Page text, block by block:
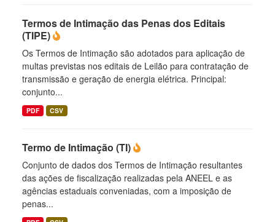
Termos de Intimação das Penas dos Editais
(TIPE)
Os Termos de Intimação são adotados para aplicação de
multas previstas nos editais de Leilão para contratação de
transmissão e geração de energia elétrica. Principal:
conjunto...
PDF CSV
Termo de Intimação (TI)
Conjunto de dados dos Termos de Intimação resultantes
das ações de fiscalização realizadas pela ANEEL e as
agências estaduais conveniadas, com a imposição de
penas...